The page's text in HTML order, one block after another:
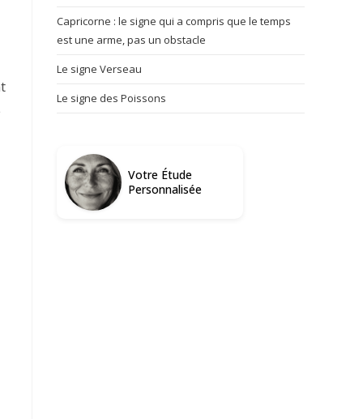
Capricorne : le signe qui a compris que le temps
est une arme, pas un obstacle
Le signe Verseau
Le signe des Poissons
Votre Étude
Personnalisée